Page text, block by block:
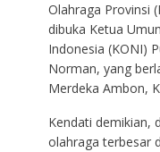
Olahraga Provinsi
dibuka Ketua
Indonesia (KONI)
Norman, yang
Merdeka Ambon,
Kendati demikian,
olahraga terbesar